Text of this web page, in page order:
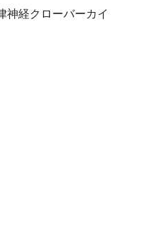
神経クローバーカイ